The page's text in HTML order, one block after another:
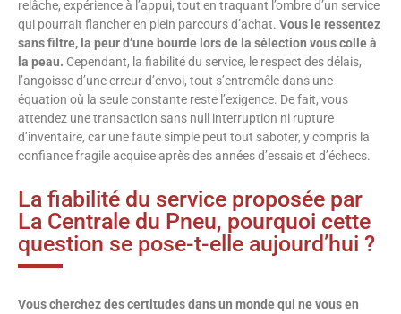
relâche, expérience à l’appui, tout en traquant l’ombre d’un service
qui pourrait flancher en plein parcours d’achat. Vous le ressentez
sans filtre, la peur d’une bourde lors de la sélection vous colle à
la peau. Cependant, la fiabilité du service, le respect des délais,
l’angoisse d’une erreur d’envoi, tout s’entremêle dans une
équation où la seule constante reste l’exigence. De fait, vous
attendez une transaction sans null interruption ni rupture
d’inventaire, car une faute simple peut tout saboter, y compris la
confiance fragile acquise après des années d’essais et d’échecs.
La fiabilité du service proposée par
La Centrale du Pneu, pourquoi cette
question se pose-t-elle aujourd’hui ?
Vous cherchez des certitudes dans un monde qui ne vous en